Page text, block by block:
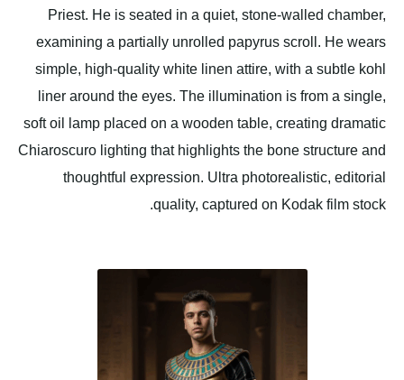
Priest. He is seated in a quiet, stone-walled chamber,
examining a partially unrolled papyrus scroll. He wears
simple, high-quality white linen attire, with a subtle kohl
liner around the eyes. The illumination is from a single,
soft oil lamp placed on a wooden table, creating dramatic
Chiaroscuro lighting that highlights the bone structure and
thoughtful expression. Ultra photorealistic, editorial
quality, captured on Kodak film stock.